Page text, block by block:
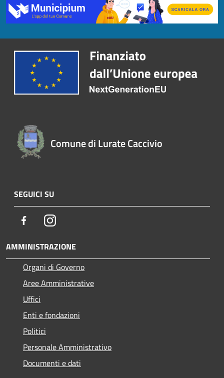
Comune di Lurate Caccivio
SEGUICI SU
FacebookInstagram
AMMINISTRAZIONE
Organi di Governo
Aree Amministrative
Uffici
Enti e fondazioni
Politici
Personale Amministrativo
Documenti e dati